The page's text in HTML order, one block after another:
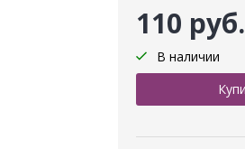
110 руб.
В наличии